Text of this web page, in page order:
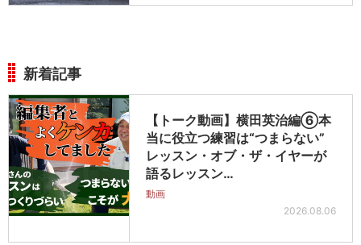
新着記事
【トーク動画】横田英治編⑥本
当に役立つ練習は“つまらない”
レッスン・オブ・ザ・イヤーが
語るレッスン…
動画
2026.08.06